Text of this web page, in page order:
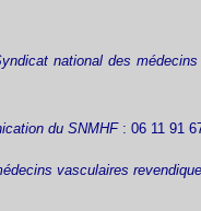
national des
du SNMHF: 06 11 91
vasculaires